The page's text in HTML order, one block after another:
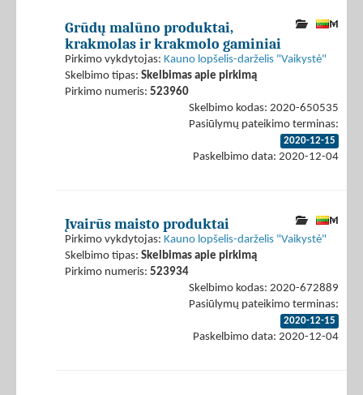
Grūdų malūno produktai,
krakmolas ir krakmolo gaminiai
Pirkimo vykdytojas: Kauno lopšelis-darželis "Vaikystė"
Skelbimo tipas: Skelbimas apie pirkimą
Pirkimo numeris: 523960
Skelbimo kodas: 2020-650535
Pasiūlymų pateikimo terminas:
2020-12-15
Paskelbimo data: 2020-12-04
Įvairūs maisto produktai
Pirkimo vykdytojas: Kauno lopšelis-darželis "Vaikystė"
Skelbimo tipas: Skelbimas apie pirkimą
Pirkimo numeris: 523934
Skelbimo kodas: 2020-672889
Pasiūlymų pateikimo terminas:
2020-12-15
Paskelbimo data: 2020-12-04